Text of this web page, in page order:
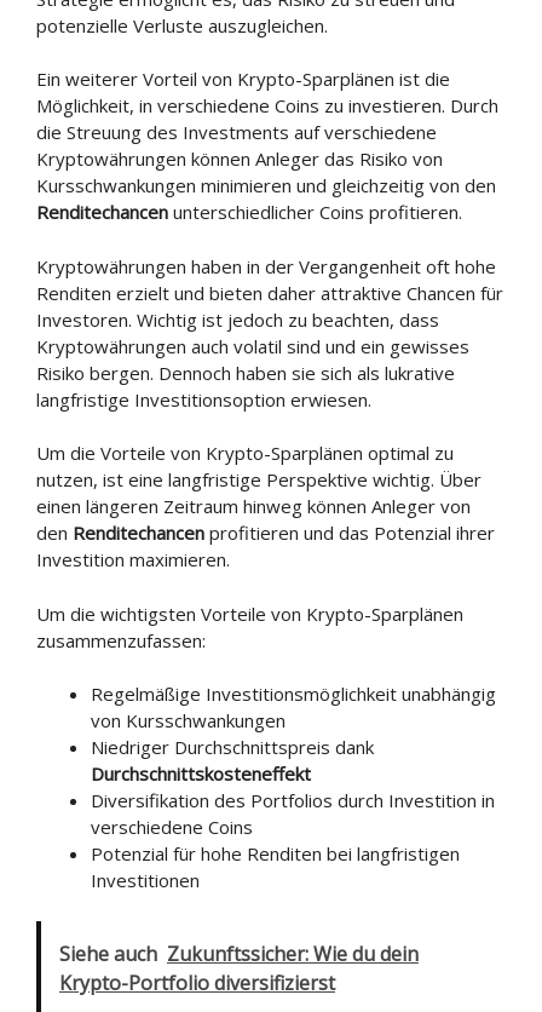
potenzielle Verluste auszugleichen.
Ein weiterer Vorteil von Krypto-Sparplänen ist die
Möglichkeit, in verschiedene Coins zu investieren. Durch
die Streuung des Investments auf verschiedene
Kryptowährungen können Anleger das Risiko von
Kursschwankungen minimieren und gleichzeitig von den
Renditechancen unterschiedlicher Coins profitieren.
Kryptowährungen haben in der Vergangenheit oft hohe
Renditen erzielt und bieten daher attraktive Chancen für
Investoren. Wichtig ist jedoch zu beachten, dass
Kryptowährungen auch volatil sind und ein gewisses
Risiko bergen. Dennoch haben sie sich als lukrative
langfristige Investitionsoption erwiesen.
Um die Vorteile von Krypto-Sparplänen optimal zu
nutzen, ist eine langfristige Perspektive wichtig. Über
einen längeren Zeitraum hinweg können Anleger von
den Renditechancen profitieren und das Potenzial ihrer
Investition maximieren.
Um die wichtigsten Vorteile von Krypto-Sparplänen
zusammenzufassen:
Regelmäßige Investitionsmöglichkeit unabhängig
von Kursschwankungen
Niedriger Durchschnittspreis dank
Durchschnittskosteneffekt
Diversifikation des Portfolios durch Investition in
verschiedene Coins
Potenzial für hohe Renditen bei langfristigen
Investitionen
Siehe auch Zukunftssicher: Wie du dein
Krypto-Portfolio diversifizierst